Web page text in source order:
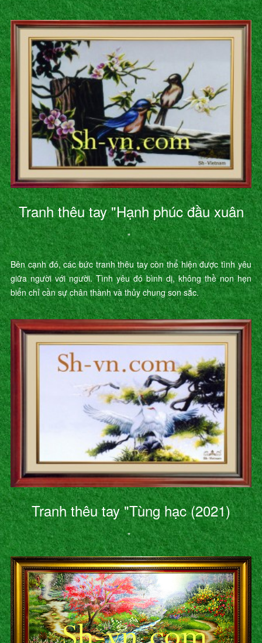
Tranh thêu tay "Hạnh phúc đầu xuân
"
Bên cạnh đó, các bức tranh thêu tay còn thể hiện được tình yêu
giữa người với người. Tình yêu đó bình dị, không thề non hẹn
biển chỉ cần sự chân thành và thủy chung son sắc.
Tranh thêu tay "Tùng hạc (2021)
"